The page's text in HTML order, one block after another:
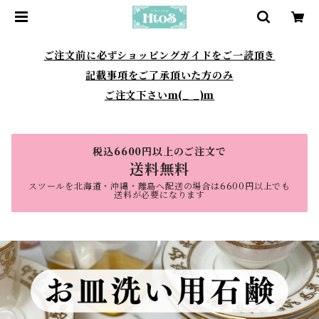
ご注文前に必ずショッピングガイドをご一読頂き
記載事項をご了承頂いた方のみ
ご注文下さいm(_ _)m
税込6600円以上のご注文で
送料無料
スツールを北海道・沖縄・離島へ配送の場合は6600円以上でも
送料が必要になります